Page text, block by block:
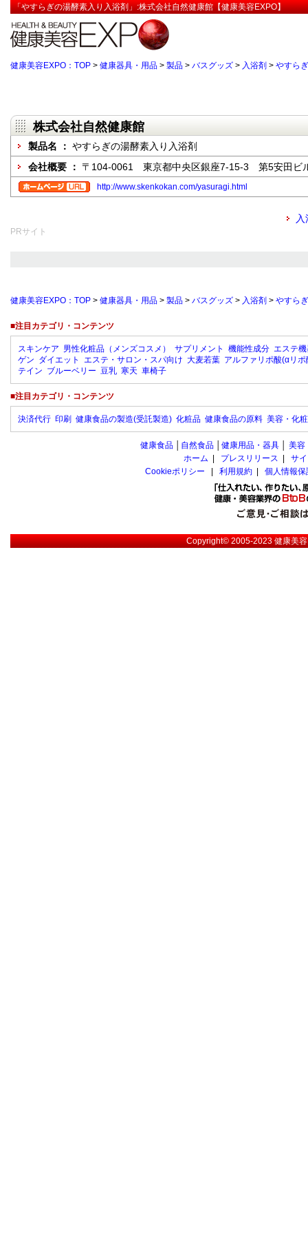
「やすらぎの湯酵素入り入浴剤」:株式会社自然健康館【健康美容EXPO】
健康美容EXPO：TOP > 健康器具・用品 > 製品 > バスグッズ > 入浴剤 > やすら
株式会社自然健康館
製品名 ： やすらぎの湯酵素入り入浴剤
会社概要 ： 〒104-0061 東京都中央区銀座7-15-3 第5安田
http://www.skenkokan.com/yasuragi.html
PRサイト
健康美容EXPO：TOP > 健康器具・用品 > 製品 > バスグッズ > 入浴剤 > やすら
■注目カテゴリ・コンテンツ
スキンケア 男性化粧品（メンズコスメ） サプリメント 機能性成分 エステ
ゲン ダイエット エステ・サロン・スパ向け 大麦若葉 アルファリポ酸(αリポ
テイン ブルーベリー 豆乳 寒天 車椅子
■注目カテゴリ・コンテンツ
決済代行 印刷 健康食品の製造(受託製造) 化粧品 健康食品の原料 美容・化
健康食品 自然食品 健康用品・器具 美容
ホーム
プレスリリース
サ
Cookieポリシー
利用規約 個人情報
Copyright© 2005-2023健康美